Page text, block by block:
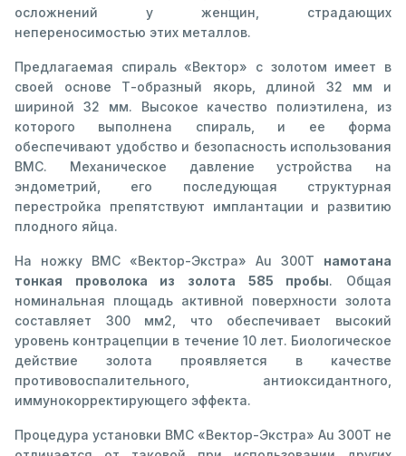
осложнений у женщин, страдающих
непереносимостью этих металлов.
Предлагаемая спираль «Вектор» с золотом имеет в
своей основе Т-образный якорь, длиной 32 мм и
шириной 32 мм. Высокое качество полиэтилена, из
которого выполнена спираль, и ее форма
обеспечивают удобство и безопасность использования
ВМС. Механическое давление устройства на
эндометрий, его последующая структурная
перестройка препятствуют имплантации и развитию
плодного яйца.
На ножку ВМС «Вектор-Экстра» Au 300Т намотана
тонкая проволока из золота 585 пробы. Общая
номинальная площадь активной поверхности золота
составляет 300 мм2, что обеспечивает высокий
уровень контрацепции в течение 10 лет. Биологическое
действие золота проявляется в качестве
противовоспалительного, антиоксидантного,
иммунокорректирующего эффекта.
Процедура установки ВМС «Вектор-Экстра» Au 300Т не